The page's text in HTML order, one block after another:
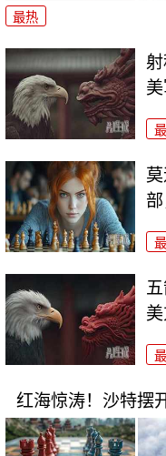
最热
美
红海惊涛！沙特摆